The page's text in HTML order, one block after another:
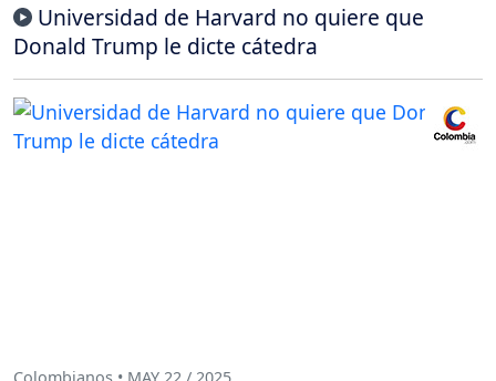
Universidad de Harvard no quiere que
Donald Trump le dicte cátedra